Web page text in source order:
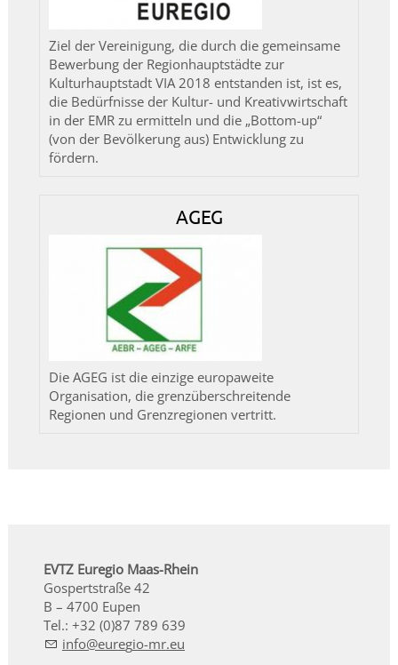
Ziel der Vereinigung, die durch die gemeinsame
Bewerbung der Regionhauptstädte zur
Kulturhauptstadt VIA 2018 entstanden ist, ist es,
die Bedürfnisse der Kultur- und Kreativwirtschaft
in der EMR zu ermitteln und die „Bottom-up“
(von der Bevölkerung aus) Entwicklung zu
fördern.
AGEG
Die AGEG ist die einzige europaweite
Organisation, die grenzüberschreitende
Regionen und Grenzregionen vertritt.
EVTZ Euregio Maas-Rhein
Gospertstraße 42
B – 4700 Eupen
Tel.: +32 (0)87 789 639
nf
r g -mr